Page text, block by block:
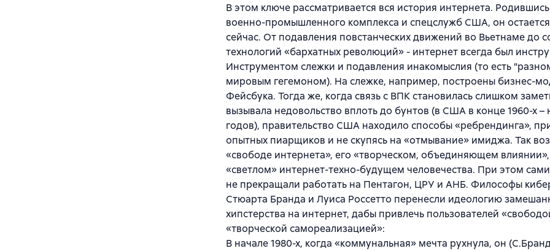
В этом ключе рассматривается вся история интернета.
военно-промышленного комплекса и спецслужб США, он
сейчас. От подавления повстанческих движений во Вьетнаме до
технологий «бархатных революций» - интернет всегда был
Инструментом слежки и подавления инакомыслия (то есть
мировым гегемоном). На слежке, например, построены бизнес-
Фейсбука. Тогда же, когда связь с ВПК становилась слишком
вызывала недовольство вплоть до бунтов (в США в конце 1960-х –
годов), правительство США находило способы «ребрендинга»,
опытных пиарщиков и не скупясь на «отмывание» имиджа. Так
«свободе интернета», его «творческом, объединяющем
«светлом» интернет-техно-будущем человечества. При этом
не прекращали работать на Пентагон, ЦРУ и АНБ. Философы
Стюарта Бранда и Луиса Россетто перенесли идеологию
хипстерства на интернет, дабы привлечь пользователей
«творческой самореализацией»:
В начале 1980-х, когда «коммунальная» мечта рухнула, он